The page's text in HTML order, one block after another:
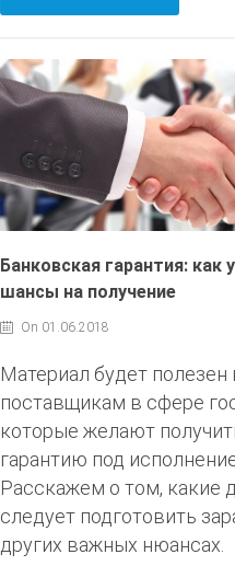
Банковская гарантия: как
шансы на получение
On 01.06.2018
Материал будет
поставщикам в сфере
которые желают
гарантию под
Расскажем о том, какие
следует подготовить
других важных нюансах.